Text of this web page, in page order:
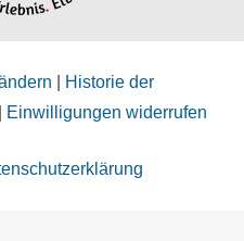
Historie der
Einwilligungen widerrufen